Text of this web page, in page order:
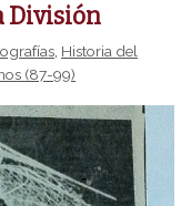
División
Historia del
(87-99)